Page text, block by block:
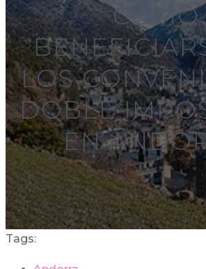
CÓMO
LOS
DOBLE
EN
Tags: